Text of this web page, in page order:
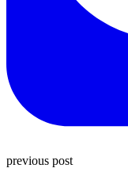
previous post